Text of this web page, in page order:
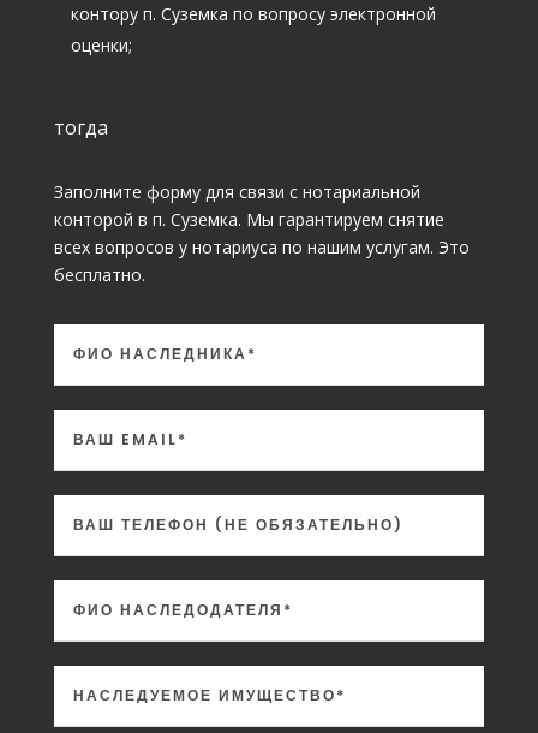
контору п. Суземка по вопросу электронной
оценки;
тогда
Заполните форму для связи с нотариальной
конторой в п. Суземка. Мы гарантируем снятие
всех вопросов у нотариуса по нашим услугам. Это
бесплатно.